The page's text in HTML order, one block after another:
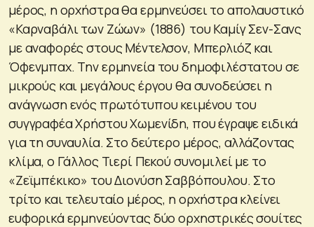
μέρος, η ορχήστρα θα ερμηνεύσει το απολαυστικό
«Καρναβάλι των Ζώων» (1886) του Καμίγ Σεν-Σανς
με αναφορές στους Μέντελσον, Μπερλιόζ και
Όφενμπαχ. Την ερμηνεία του δημοφιλέστατου σε
μικρούς και μεγάλους έργου θα συνοδεύσει η
ανάγνωση ενός πρωτότυπου κειμένου του
συγγραφέα Χρήστου Χωμενίδη, που έγραψε ειδικά
για τη συναυλία. Στο δεύτερο μέρος, αλλάζοντας
κλίμα, ο Γάλλος Τιερί Πεκού συνομιλεί με το
«Ζεϊμπέκικο» του Διονύση Σαββόπουλου. Στο
τρίτο και τελευταίο μέρος, η ορχήστρα κλείνει
ευφορικά ερμηνεύοντας δύο ορχηστρικές σουίτες